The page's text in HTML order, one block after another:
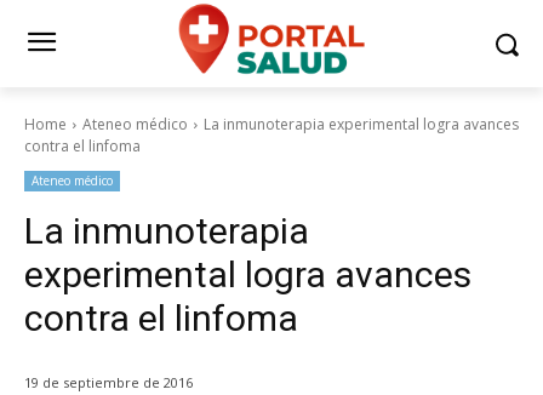
Home Ateneo médico
La inmunoterapia experimental logra avances
contra el linfoma
Ateneo médico
La inmunoterapia
experimental logra avances
contra el linfoma
19 de septiembre de 2016